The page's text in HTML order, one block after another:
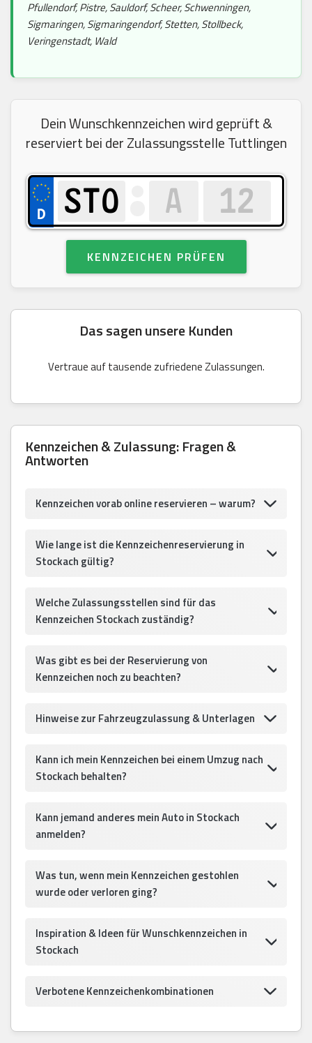
Pfullendorf, Pistre, Sauldorf, Scheer, Schwenningen,
Sigmaringen, Sigmaringendorf, Stetten, Stollbeck,
Veringenstadt, Wald
Dein Wunschkennzeichen wird geprüft &
reserviert bei der Zulassungsstelle Tuttlingen
KENNZEICHEN PRÜFEN
Das sagen unsere Kunden
Vertraue auf tausende zufriedene Zulassungen.
Kennzeichen & Zulassung: Fragen &
Antworten
Kennzeichen vorab online reservieren – warum?
Wie lange ist die Kennzeichenreservierung in
Stockach gültig?
Welche Zulassungsstellen sind für das
Kennzeichen Stockach zuständig?
Was gibt es bei der Reservierung von
Kennzeichen noch zu beachten?
Hinweise zur Fahrzeugzulassung & Unterlagen
Kann ich mein Kennzeichen bei einem Umzug nach
Stockach behalten?
Kann jemand anderes mein Auto in Stockach
anmelden?
Was tun, wenn mein Kennzeichen gestohlen
wurde oder verloren ging?
Inspiration & Ideen für Wunschkennzeichen in
Stockach
Verbotene Kennzeichenkombinationen